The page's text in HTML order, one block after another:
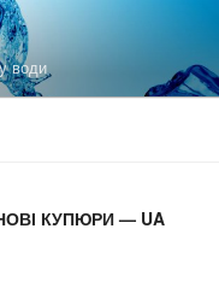
води
КУПЮРИ — UA